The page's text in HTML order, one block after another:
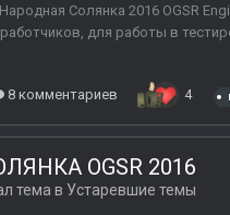
Солянка 2016 OGSR
для работы в
8 комментариев 4
OGSR 2016
тема в Устаревшие темы